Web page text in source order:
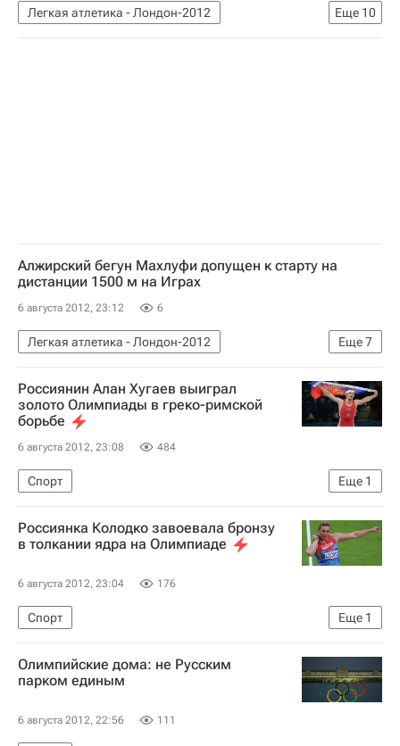
Еще 10
Легкая атлетика - Лондон-2012
Олимпийские игры
Спорт
Алжирский бегун Махлуфи допущен к старту на
дистанции 1500 м на Играх
6 августа 2012, 23:12 6
Еще7
Легкая атлетика - Лондон-2012
Олимпийские игры
Спорт
Легкая атлетика
Лондон-2012
Новости - Лондон-2012
Летние Олимпийские игры 2012
Россиянин Алан Хугаев выиграл
золото Олимпиады в греко-римской
борьбе
6 августа 2012, 23:08 484
Еще 1
Спорт
Олимпиада-2012. Соревнования и результаты
Россиянка Колодко завоевала бронзу
в толкании ядра на Олимпиаде
6 августа 2012, 23:04 176
Еще 1
Спорт
Олимпиада-2012. Соревнования и результаты
Олимпийские дома: не Русским
парком единым
6 августа 2012, 22:56 111